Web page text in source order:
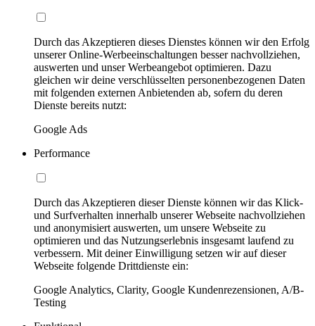
Durch das Akzeptieren dieses Dienstes können wir den Erfolg
unserer Online-Werbeeinschaltungen besser nachvollziehen,
auswerten und unser Werbeangebot optimieren. Dazu
gleichen wir deine verschlüsselten personenbezogenen Daten
mit folgenden externen Anbietenden ab, sofern du deren
Dienste bereits nutzt:
Google Ads
Performance
Durch das Akzeptieren dieser Dienste können wir das Klick-
und Surfverhalten innerhalb unserer Webseite nachvollziehen
und anonymisiert auswerten, um unsere Webseite zu
optimieren und das Nutzungserlebnis insgesamt laufend zu
verbessern. Mit deiner Einwilligung setzen wir auf dieser
Webseite folgende Drittdienste ein:
Google Analytics, Clarity, Google Kundenrezensionen, A/B-
Testing